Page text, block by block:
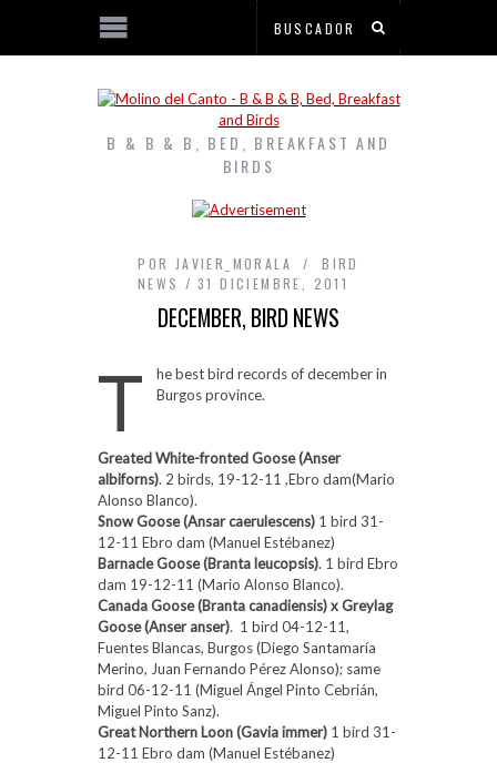
B & B & B, BED, BREAKFAST AND
BIRDS
POR JAVIER_MORALA
BIRD
NEWS
31 DICIEMBRE, 2011
DECEMBER, BIRD NEWS
T
he best bird records of december in
Burgos province.
Greated White-fronted Goose (Anser
albiforns). 2 birds, 19-12-11 ,Ebro dam(Mario
Alonso Blanco).
Snow Goose (Ansar caerulescens)1 bird 31-
12-11 Ebro dam (Manuel Estébanez)
Barnacle Goose (Branta leucopsis). 1 bird Ebro
dam 19-12-11 (Mario Alonso Blanco).
Canada Goose (Branta canadiensis) x Greylag
Goose (Anser anser). 1 bird 04-12-11,
Fuentes Blancas, Burgos (Diego Santamaría
Merino, Juan Fernando Pérez Alonso); same
bird 06-12-11 (Miguel Ángel Pinto Cebrián,
Miguel Pinto Sanz).
Great Northern Loon (Gavia immer)1 bird 31-
12-11 Ebro dam (Manuel Estébanez)